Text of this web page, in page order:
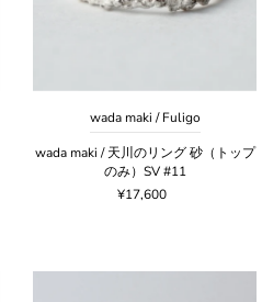
wada maki / Fuligo
wada maki / 天川のリング 砂（トップ
のみ）SV #11
¥17,600